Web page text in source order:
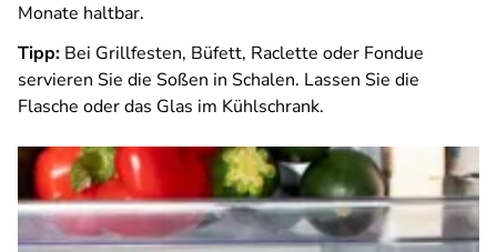
Monate haltbar.
Tipp: Bei Grillfesten, Büfett, Raclette oder Fondue
servieren Sie die Soßen in Schalen. Lassen Sie die
Flasche oder das Glas im Kühlschrank.